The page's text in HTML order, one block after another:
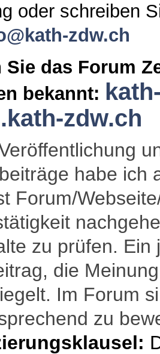
oder schreiben
zdw.ch
Sie das Forum
bekannt:
zdw.ch
habe ich
Forum/
zu prüfen.
die
Im Forum
zu